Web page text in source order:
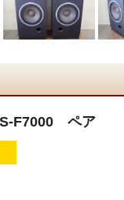
F7000 ペア